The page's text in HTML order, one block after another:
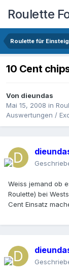
Roulette
10 Cent
Von dieundas
Mai 15, 2008 in
Auswertungen /
Weiss jemand ob
Roulette) bei
Cent Einsatz